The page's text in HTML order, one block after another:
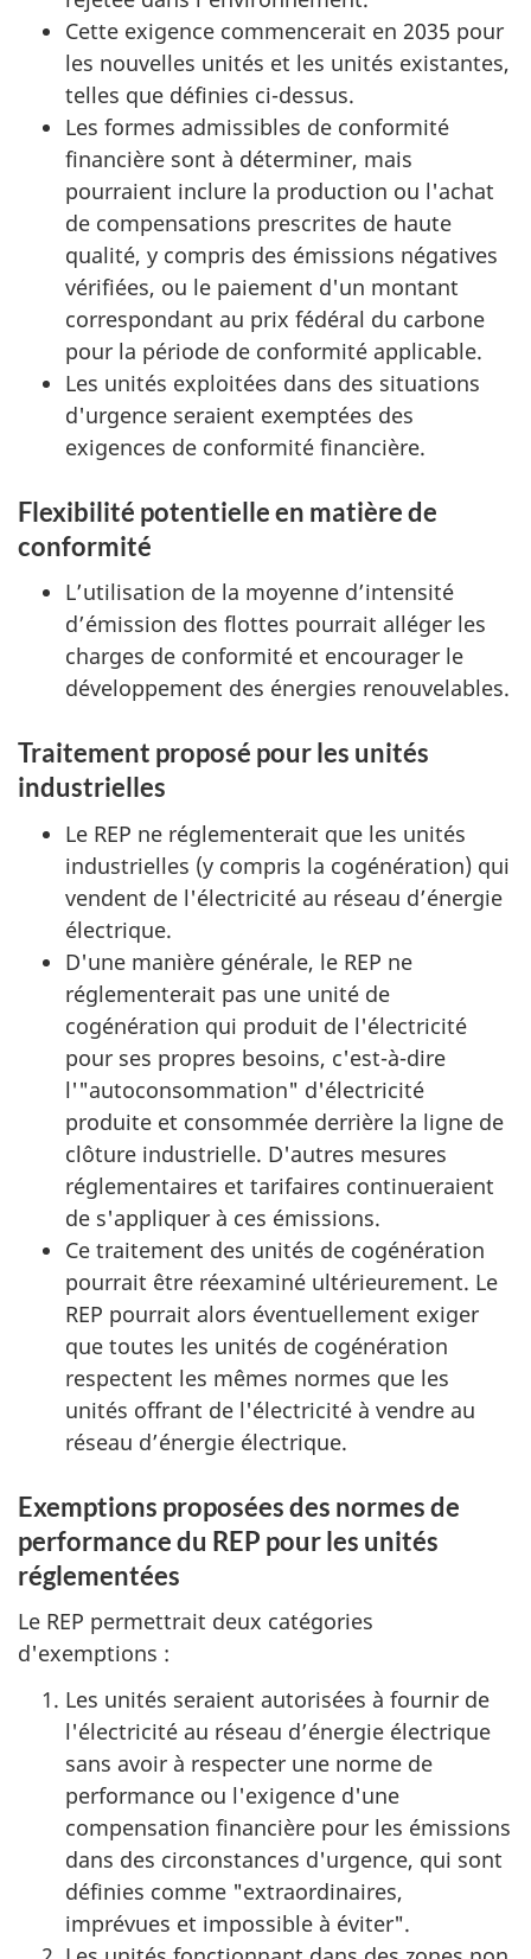
Cette exigence commencerait en 2035 pour
les nouvelles unités et les unités existantes,
telles que définies ci-dessus.
Les formes admissibles de conformité
financière sont à déterminer, mais
pourraient inclure la production ou l'achat
de compensations prescrites de haute
qualité, y compris des émissions négatives
vérifiées, ou le paiement d'un montant
correspondant au prix fédéral du carbone
pour la période de conformité applicable.
Les unités exploitées dans des situations
d'urgence seraient exemptées des
exigences de conformité financière.
Flexibilité potentielle en matière de
conformité
L’utilisation de la moyenne d’intensité
d’émission des flottes pourrait alléger les
charges de conformité et encourager le
développement des énergies renouvelables.
Traitement proposé pour les unités
industrielles
Le REP ne réglementerait que les unités
industrielles (y compris la cogénération) qui
vendent de l'électricité au réseau d’énergie
électrique.
D'une manière générale, le REP ne
réglementerait pas une unité de
cogénération qui produit de l'électricité
pour ses propres besoins, c'est-à-dire
l'"autoconsommation" d'électricité
produite et consommée derrière la ligne de
clôture industrielle. D'autres mesures
réglementaires et tarifaires continueraient
de s'appliquer à ces émissions.
Ce traitement des unités de cogénération
pourrait être réexaminé ultérieurement. Le
REP pourrait alors éventuellement exiger
que toutes les unités de cogénération
respectent les mêmes normes que les
unités offrant de l'électricité à vendre au
réseau d’énergie électrique.
Exemptions proposées des normes de
performance du REP pour les unités
réglementées
Le REP permettrait deux catégories
d'exemptions :
Les unités seraient autorisées à fournir de
l'électricité au réseau d’énergie électrique
sans avoir à respecter une norme de
performance ou l'exigence d'une
compensation financière pour les émissions
dans des circonstances d'urgence, qui sont
définies comme "extraordinaires,
imprévues et impossible à éviter".